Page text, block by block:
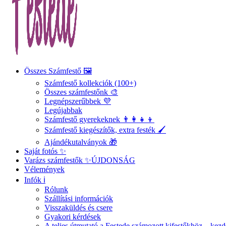
Összes Számfestő 🖼️
Számfestő kollekciók (100+)
Összes számfestőnk 🎨
Legnépszerűbbek 💜
Legújabbak
Számfestő gyerekeknek 👨‍👩‍👧‍👦
Számfestő kiegészítők, extra festék 🖌️
Ajándékutalványok 🎁
Saját fotós ✨
Varázs számfestők ✨ÚJDONSÁG
Vélemények
Infók ℹ️
Rólunk
Szállítási információk
Visszaküldés és csere
Gyakori kérdések